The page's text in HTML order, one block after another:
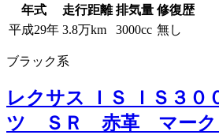
年式
走行距離 排気量 修復歴
平成29年 3.8万km 3000cc 無し
ブラック系
レクサス ＩＳ ＩＳ３
ツ ＳＲ 赤革 マーク